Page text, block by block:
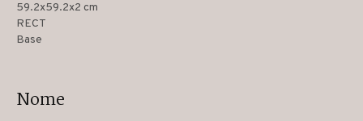
59.2x59.2x2 cm
RECT
Base
Nome